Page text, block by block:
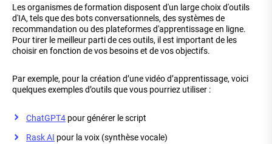
Les organismes de formation disposent d'un large choix d'outils
d'IA, tels que des bots conversationnels, des systèmes de
recommandation ou des plateformes d'apprentissage en ligne.
Pour tirer le meilleur parti de ces outils, il est important de les
choisir en fonction de vos besoins et de vos objectifs.
Par exemple, pour la création d’une vidéo d’apprentissage, voici
quelques exemples d’outils que vous pourriez utiliser :
ChatGPT4 pour générer le script
Rask AI pour la voix (synthèse vocale)